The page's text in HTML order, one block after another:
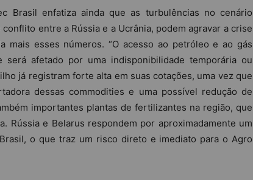
Brasil enfatiza ainda que as turbulências no cenário
entre a Rússia e a Ucrânia, podem agravar a crise
mais esses números. “O acesso ao petróleo e ao gás
será afetado por uma indisponibilidade temporária ou
já registram forte alta em suas cotações, uma vez que
dessas commodities e uma possível redução de
importantes plantas de fertilizantes na região, que
Rússia e Belarus respondem por aproximadamente um
o que traz um risco direto e imediato para o Agro